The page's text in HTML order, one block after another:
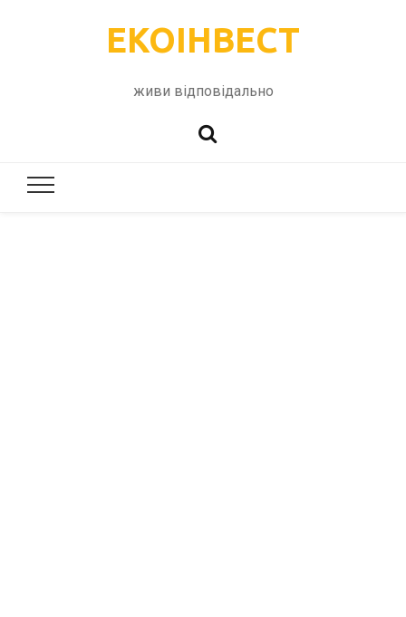
ЕКОІНВЕСТ
живи відповідально